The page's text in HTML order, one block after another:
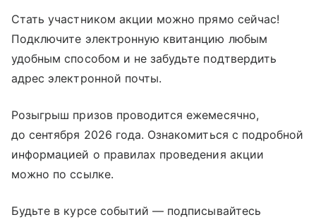
Стать участником акции можно прямо сейчас!
Подключите электронную квитанцию любым
удобным способом и не забудьте подтвердить
адрес электронной почты.
Розыгрыш призов проводится ежемесячно,
до сентября 2026 года. Ознакомиться с подробной
информацией о правилах проведения акции
можно по ссылке.
Будьте в курсе событий — подписывайтесь